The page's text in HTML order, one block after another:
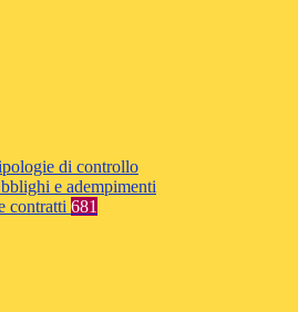
di controllo
e adempimenti
contratti 681